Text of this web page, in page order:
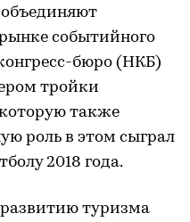
событийного
бюро (НКБ)
тройки
также
роль в этом сыграл
2018 года.
туризма